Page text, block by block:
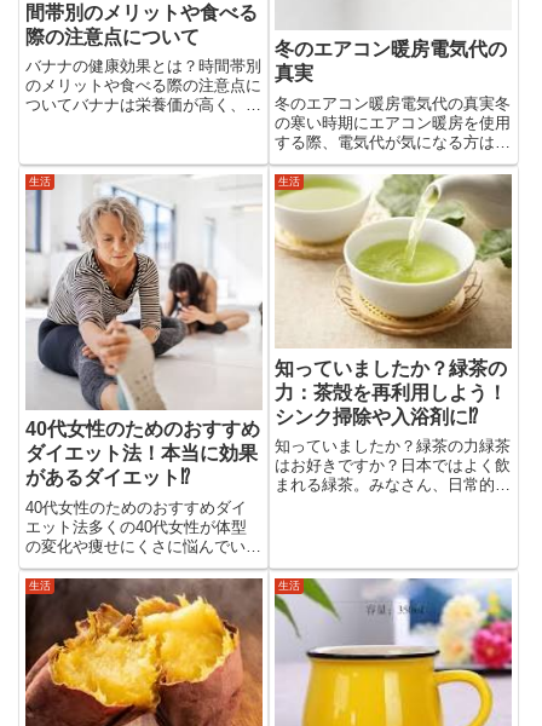
間帯別のメリットや食べる
際の注意点について
バナナの健康効果とは？時間帯別
のメリットや食べる際の注意点に
ついてバナナは栄養価が高く、多
まれる栄養素、食べる時間帯ごと
の効果の違い、そして摂取時に気
をつけるべきポイントについて
冬のエアコン暖房電気代の
真実
冬のエアコン暖房電気代の真実冬
の寒い時期にエアコン暖房を使用
する際、電気代が気になる方は多
いでしょう。実際の電気代の計算
方法や節約のコツについて詳しく
解説します。さらに、エアコンの
効率的な使い方や、より節約でき
る具体的なテクニックについて
も...
生活
40代女性のためのおすすめ
ダイエット法！本当に効果
があるダイエット⁉️
40代女性のためのおすすめダイ
エット法多くの40代女性が体型
の変化や痩せにくさに悩んでいま
す。この記事では、忙しい毎日で
も取り組めるダイエット方法を紹
介します。あなたに合った方法が
見つかるはずです！【効果的に痩
せるための方法】 40代女性が...
生活
知っていましたか？緑茶の
力：茶殻を再利用しよう！
シンク掃除や入浴剤に⁉️
知っていましたか？緑茶の力緑茶
はお好きですか？日本ではよく飲
まれる緑茶。みなさん、日常的に
たれている方も多いのではないで
し...
生活 生活